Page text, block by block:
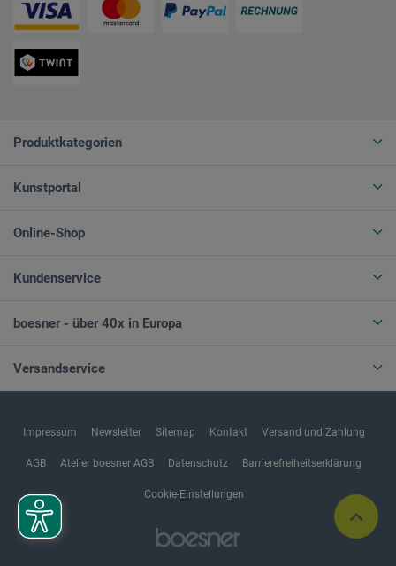
Produktkategorien
Kunstportal
Online-Shop
Kundenservice
boesner - über 40x in Europa
Versandservice
Impressum Newsletter Sitemap Kontakt Versand und Zahlung
AGB Atelier boesner AGB Datenschutz Barrierefreiheitserklärung
Cookie-Einstellungen